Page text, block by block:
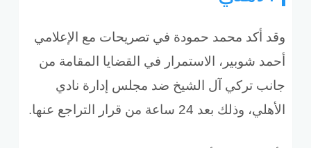
وقد أكد محمد حمودة في تصريحات مع الإعلامي
أحمد شوبير، الاستمرار في القضايا المقامة من
جانب تركي آل الشيخ ضد مجلس إدارة نادي
الأهلي، وذلك بعد 24 ساعة من قرار التراجع عنها
.